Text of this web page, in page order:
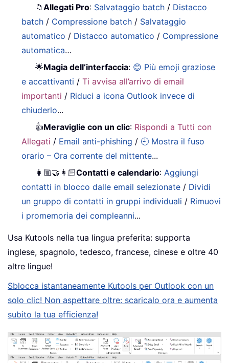
📁Allegati Pro: Salvataggio batch / Distacco
batch / Compressione batch / Salvataggio
automatico / Distacco automatico / Compressione
automatica…
🌟Magia dell’interfaccia: 😊 Più emoji graziose
e accattivanti /Ti avvisa all’arrivo di email
importanti / Riduci a icona Outlook invece di
chiuderlo...
👍Meraviglie con un clic: Rispondi a Tutti con
Allegati / Email anti-phishing / 🕘 Mostra il fuso
orario – Ora corrente del mittente...
👩🏼‍🤝‍👩🏻Contatti e calendario:Aggiungi
contatti in blocco dalle email selezionate / Dividi
un gruppo di contatti in gruppi individuali / Rimuovi
i promemoria dei compleanni...
Usa Kutools nella tua lingua preferita: supporta
inglese, spagnolo, tedesco, francese, cinese e oltre 40
altre lingue!
Sblocca istantaneamente Kutools per Outlook con un
solo clic! Non aspettare oltre: scaricalo ora e aumenta
subito la tua efficienza!